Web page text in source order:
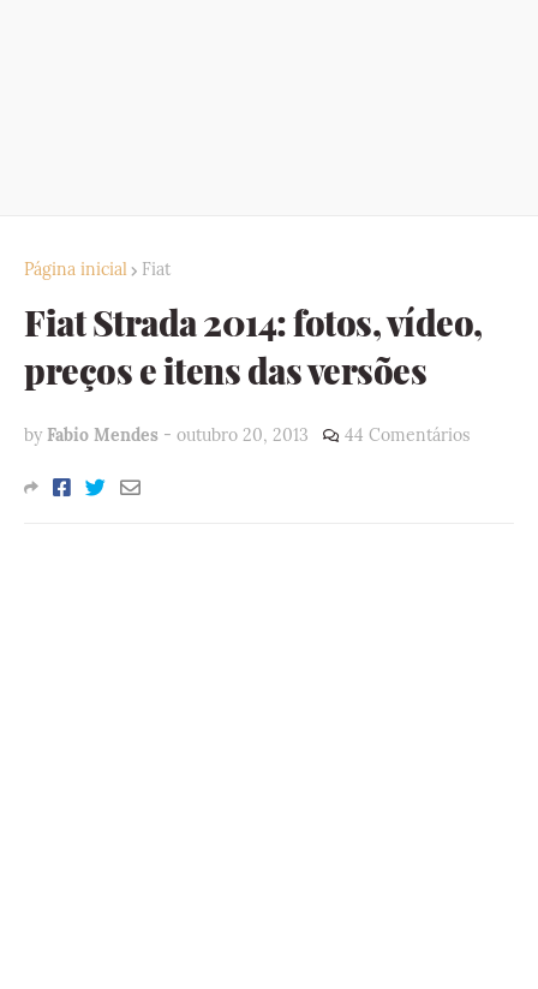
Página inicial Fiat
Fiat Strada 2014: fotos, vídeo,
preços e itens das versões
by Fabio Mendes - outubro 20, 2013 44 Comentários